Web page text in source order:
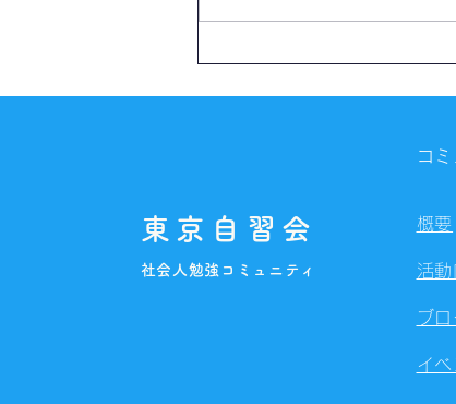
東京自習会
社会人勉強コミュニティ
コ
概要
活動
ブロ
イベ